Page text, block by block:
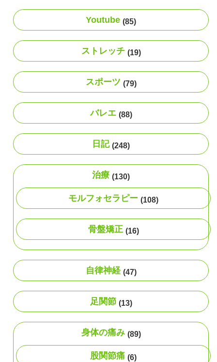
Youtube (85)
ストレッチ (19)
スポーツ (79)
バレエ (88)
日記 (248)
治療 (130)
モルフォセラピー (108)
骨盤矯正 (16)
自律神経 (47)
足関節 (13)
身体の痛み (89)
股関節痛 (6)